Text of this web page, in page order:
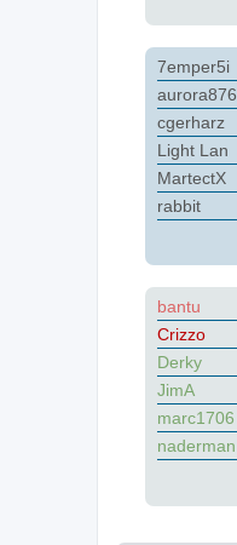
7emper5i
aurora876
cgerharz
Light Lan
MartectX
rabbit
bantu
Crizzo
Derky
JimA
marc1706
naderman